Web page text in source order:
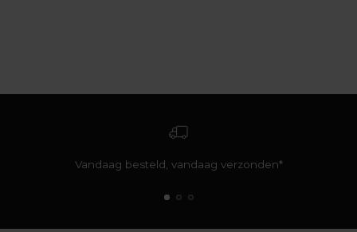
Vandaag besteld, vandaag verzonden*